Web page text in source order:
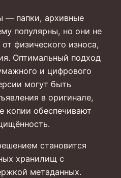
— папки, архивные
популярны, но они не
физического износа,
Оптимальный подход
и цифрового
могут быть
в оригинале,
копии обеспечивают
становится
хранилищ с
метаданных.